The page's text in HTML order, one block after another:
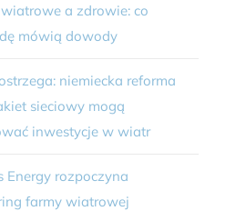
a zdrowie: co
mówią dowody
niemiecka reforma
sieciowy mogą
inwestycje w wiatr
Energy rozpoczyna
farmy wiatrowej